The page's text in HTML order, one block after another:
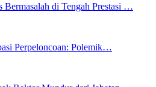
di Tengah Prestasi …
Perpeloncoan: Polemik…